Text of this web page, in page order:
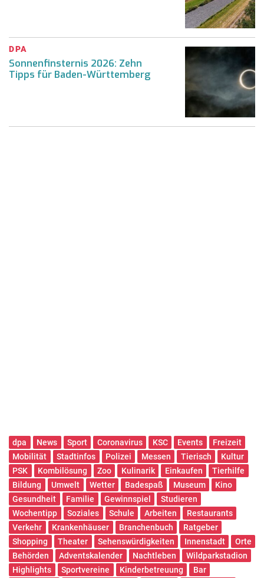
DPA
Sonnenfinsternis 2026: Zehn
Tipps für Baden-Württemberg
dpa News Sport Coronavirus KSC Events
Freizeit
Mobilität
Stadtinfos Polizei Messen Tierisch
Kultur
PSK
Kombilösung Zoo Kulinarik Einkaufen
Tierhilfe
Bildung
Umwelt Wetter Badespaß Museum
Kino
Gesundheit
Familie Gewinnspiel
Studieren
Wochentipp
Soziales Schule Arbeiten
Restaurants
Verkehr
Krankenhäuser Branchenbuch
Ratgeber
Shopping
Theater Sehenswürdigkeiten Innenstadt
Orte
Behörden
Adventskalender Nachtleben
Wildparkstadion
Highlights
Sportvereine Kinderbetreuung
Bar